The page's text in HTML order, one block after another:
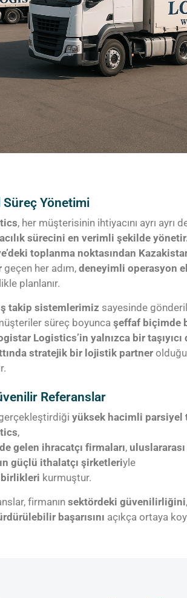
Yönetimi
, her müşterisinin ihtiyacını ayrı ayrı
sürecini en verimli şekilde
toplanma noktasından
geçen her adım, deneyimli operasyon
planlanır.
takip sistemlerimiz sayesinde
süreç boyunca şeffaf biçimde
Logistics’in yalnızca bir
stratejik bir lojistik partner
Referanslar
yüksek hacimli parsiyel
,
gelen ihracatçı firmaları,
güçlü ithalatçı şirketleriyle
kurmuştur.
firmanınsektördeki güvenilirliğini,
başarısını açıkça ortaya